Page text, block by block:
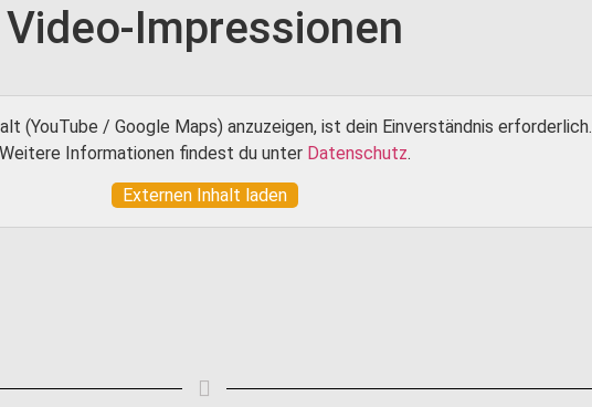
Video-Impressionen
(YouTube / Google Maps) anzuzeigen, ist dein Einverständnis erforderlich.
Weitere Informationen findest du unter Datenschutz.
Externen Inhalt laden